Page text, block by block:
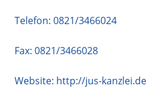
Telefon: 0821/3466024
Fax: 0821/3466028
Website: http://jus-kanzlei.de